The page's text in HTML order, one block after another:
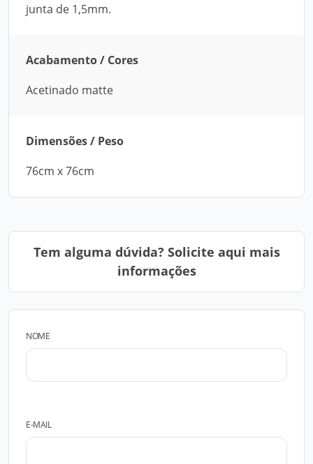
junta de 1,5mm.
Acabamento / Cores
Acetinado matte
Dimensões / Peso
76cm x 76cm
Tem alguma dúvida? Solicite aqui mais
informações
NOME
E-MAIL